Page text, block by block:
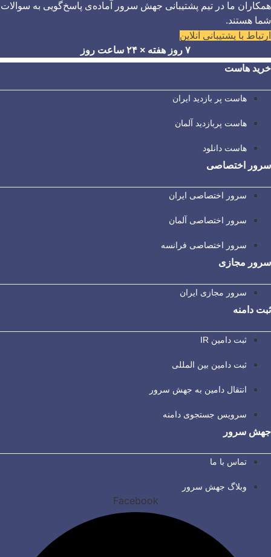
همکاران ما در تیم پشتیبانی جهش سرور آماده‌ی پاسخ‌گویی به سوالات
شما هستند.
ارتباط با پشتیبانی آنلاین
۷ روز هفته × ۲۴ ساعت روز
خرید هاست
هاست پر بازدید ایران
هاست پربازدید آلمان
هاست دانلود
سرور اختصاصی
سرور اختصاصی ایران
سرور اختصاصی آلمان
سرور اختصاصی فرانسه
سرور مجازی
سرور مجازی ایران
ثبت دامنه
ثبت دامین IR
ثبت دامین بین المللی
انتقال دامین به جهش سرور
سرویس جستجوی دامنه
جهش سرور
تماس با ما
وبلاگ جهش سرور
Facebook